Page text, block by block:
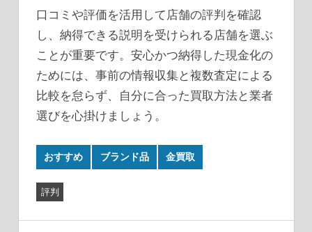
口コミや評価を活用して店舗の評判を確認
し、納得できる説明を受けられる店舗を選ぶ
ことが重要です。安心かつ納得した現金化の
ためには、事前の情報収集と複数査定による
比較を怠らず、自分に合った買取方法と業者
選びを心掛けましょう。
おすすめ ブランド品 金買取
評判